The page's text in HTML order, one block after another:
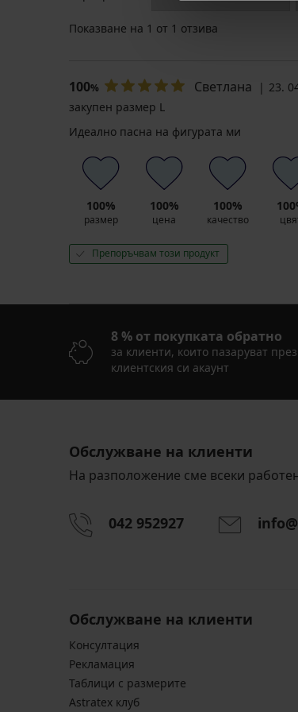
Показване на 1 от 1 отзива
100% Светлана 23.
закупен размер L
Идеално пасна на фигурата ми
100%
размер
100%
цена
100%
качество
Препоръчвам този продукт
8 % от покупката обратно
за клиенти, които пазаруват през
клиентския си акаунт
Обслужване на клиенти
На разположение сме всеки
042 952927
Обслужване на клиенти
Консултация
Pекламация
Таблици с размерите
Astratex клуб